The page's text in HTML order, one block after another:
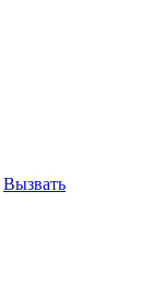
Вызвать